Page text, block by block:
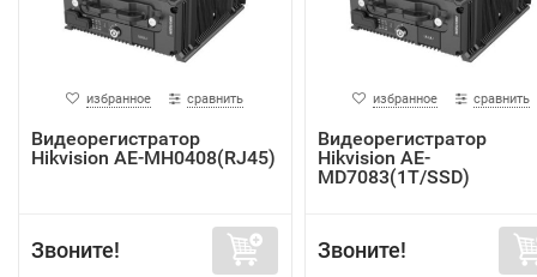
избранное сравнить
Видеорегистратор
Hikvision AE-MH0408(RJ45)
Звоните!
избранное сравнить
Видеорегистратор
Hikvision AE-
MD7083(1T/SSD)
Звоните!